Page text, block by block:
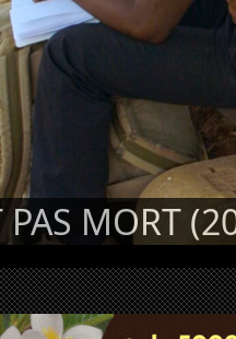
PAS MORT